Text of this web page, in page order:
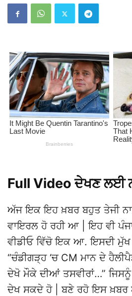
Full Video ਦੇਖਣ ਲਈ
ਅੱਜ ਇਕ ਇਹ ਖ਼ਬਰ ਬਹੁਤ ਤੇਜੀ
ਵਾਇਰਲ ਹੋ ਰਹੀ ਆ | ਇਹ ਵੀ
ਵੀਡੀਓ ਵਿੱਚੋ ਇਕ ਆ. ਇਸਦੀ
“ਚੰਡੀਗੜ੍ਹ ‘ਚ CM ਮਾਨ ਦੇ
ਦੇਖੋ ਮੌਕੇ ਦੀਆਂ ਤਸਵੀਰਾਂ…”
ਦੇਖ ਸਕਦੇ ਹੋ | ਬਣੇ ਰਹੋ ਇਸ